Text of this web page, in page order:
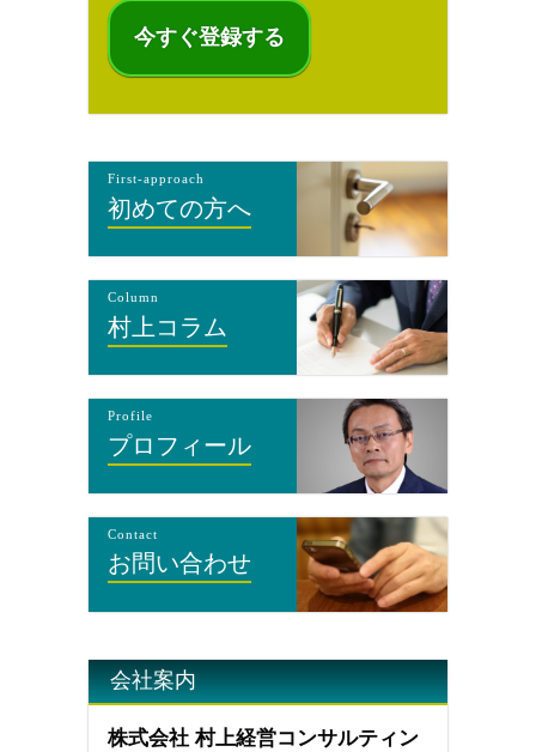
First-approach
初めての方へ
Column
村上コラム
Profile
プロフィール
Contact
お問い合わせ
会社案内
株式会社 村上経営コンサルティン